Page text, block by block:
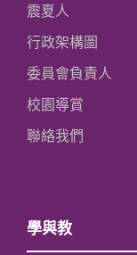
震夏人
行政架構圖
委員會負責人
校園導賞
聯絡我們
學與教